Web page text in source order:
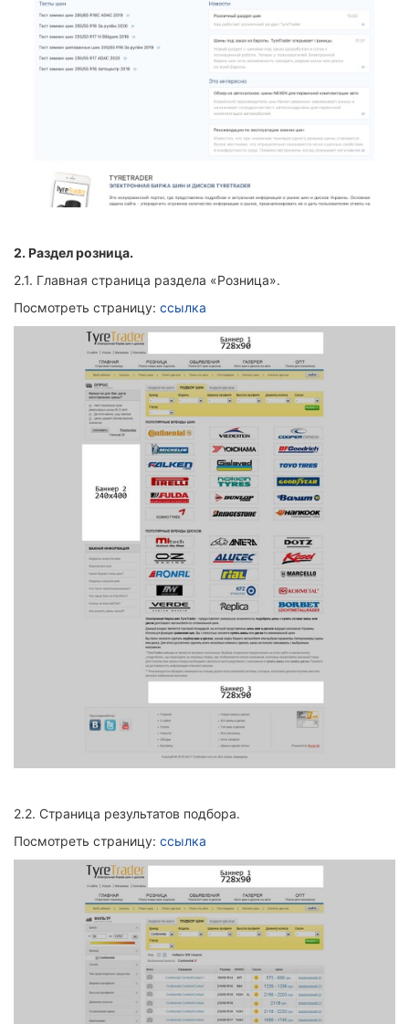
2. Раздел розница.
2.1. Главная страница раздела «Розница».
Посмотреть страницу: ссылка
2.2. Страница результатов подбора.
Посмотреть страницу: ссылка